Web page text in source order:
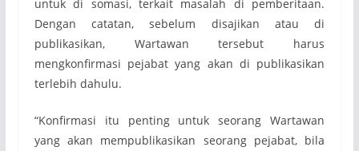
untuk di somasi, terkait masalah di pemberitaan.
Dengan catatan, sebelum disajikan atau di
publikasikan, Wartawan tersebut harus
mengkonfirmasi pejabat yang akan di publikasikan
terlebih dahulu.
“Konfirmasi itu penting untuk seorang Wartawan
yang akan mempublikasikan seorang pejabat, bila